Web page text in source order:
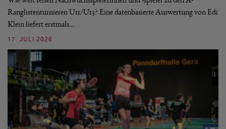
Ranglistenturnieren U11/U13? Eine datenbasierte Auswertung von Edi
Klein liefert erstmals…
17. JULI 2026